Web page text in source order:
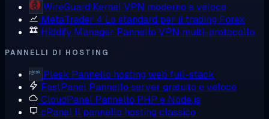
WireGuard Kernel VPN moderno e veloce
MetaTrader 4 Lo standard per il trading Forex
Hiddify Manager Pannello VPN multi-protocollo
PANNELLI DI HOSTING
Plesk Pannello hosting web full-stack
FastPanel Pannello server gratuito e veloce
CloudPanel Pannello PHP e Node.js
cPanel Il pannello hosting classico